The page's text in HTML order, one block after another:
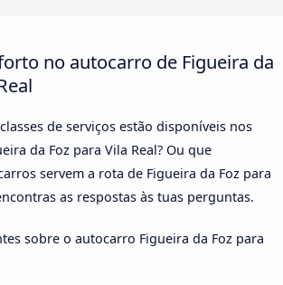
no autocarro de Figueira da
de serviços estão disponíveis nos
da Foz para Vila Real? Ou que
servem a rota de Figueira da Foz para
as respostas às tuas perguntas.
sobre o autocarro Figueira da Foz para